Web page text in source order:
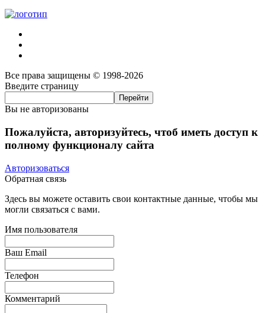
Все права защищены © 1998-2026
Введите страницу
Вы не авторизованы
Пожалуйста, авторизуйтесь, чтоб иметь доступ к
полному функционалу сайта
Авторизоваться
Обратная связь
Здесь вы можете оставить свои контактные данные, чтобы мы
могли связаться с вами.
Имя пользователя
Ваш Email
Телефон
Комментарий